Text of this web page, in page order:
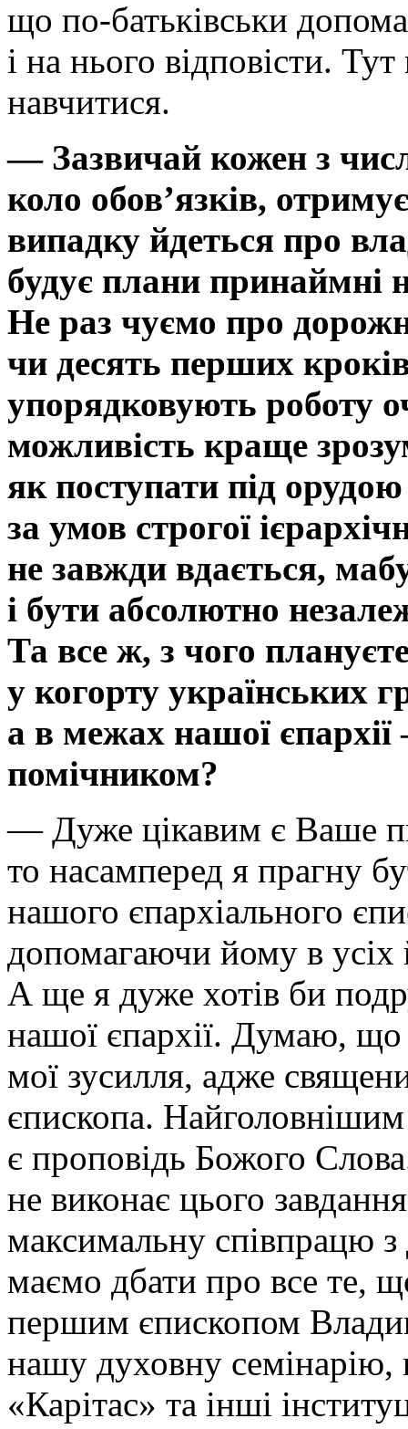
що по-батьківськи
і на нього відповісти.
навчитися.
— Зазвичай кожен з
коло обов’язків,
випадку йдеться про
будує плани принаймні
Не раз чуємо про
чи десять перших
упорядковують роботу
можливість краще
як поступати під
за умов строгої
не завжди вдається,
і бути абсолютно
Та все ж, з чого
у когорту українських
а в межах нашої
помічником?
— Дуже цікавим є Ваше
то насамперед я прагну
нашого єпархіального
допомагаючи йому в
А ще я дуже хотів би
нашої єпархії. Думаю, що
мої зусилля, адже
єпископа.
є проповідь Божого
не виконає цього
максимальну співпрацю
маємо дбати про все те,
першим єпископом
нашу духовну семінарію,
«Карітас» та інші